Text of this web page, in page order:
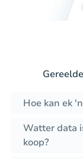
Hoe kan ek
Watter data
koop?